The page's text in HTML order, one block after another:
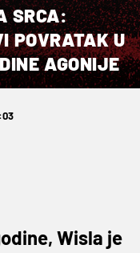
SRCA:
POVRATAK U
AGONIJE
Wisla je